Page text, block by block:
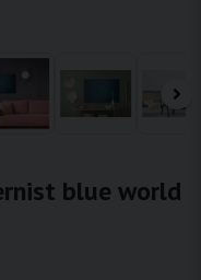
blue world